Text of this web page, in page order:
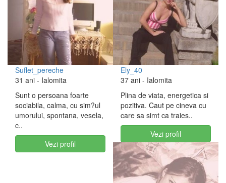
Suflet_pereche
31 ani - Ialomita
Sunt o persoana foarte
sociabila, calma, cu sim?ul
umorului, spontana, vesela,
c..
Vezi profil
Ely_40
37 ani - Ialomita
Plina de viata, energetica si
pozitiva. Caut pe cineva cu
care sa simt ca traies..
Vezi profil